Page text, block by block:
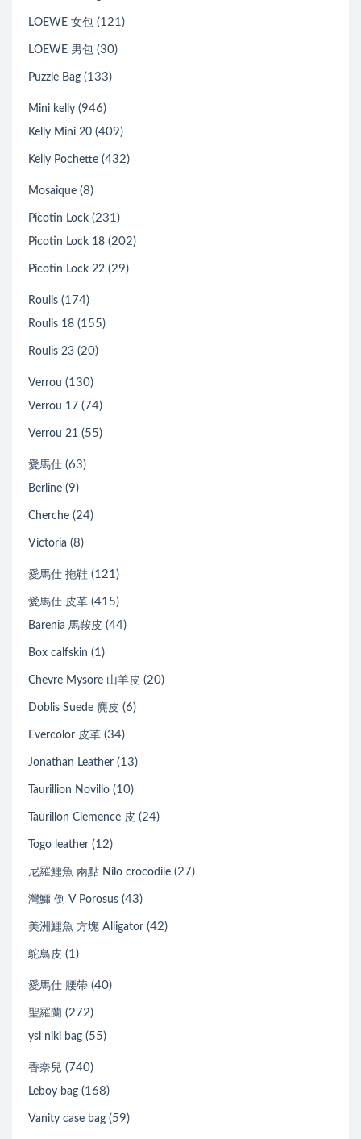
LOEWE 女包 (121)
LOEWE 男包 (30)
Puzzle Bag (133)
Mini kelly (946)
Kelly Mini 20 (409)
Kelly Pochette (432)
Mosaique (8)
Picotin Lock (231)
Picotin Lock 18 (202)
Picotin Lock 22 (29)
Roulis (174)
Roulis 18 (155)
Roulis 23 (20)
Verrou (130)
Verrou 17 (74)
Verrou 21 (55)
愛馬仕 (63)
Berline (9)
Cherche (24)
Victoria (8)
愛馬仕 拖鞋 (121)
愛馬仕 皮革 (415)
Barenia 馬鞍皮 (44)
Box calfskin (1)
Chevre Mysore 山羊皮 (20)
Doblis Suede 麂皮 (6)
Evercolor 皮革 (34)
Jonathan Leather (13)
Taurillion Novillo (10)
Taurillon Clemence 皮 (24)
Togo leather (12)
尼羅鱷魚 兩點 Nilo crocodile (27)
灣鱷 倒 V Porosus (43)
美洲鱷魚 方塊 Alligator (42)
鴕鳥皮 (1)
愛馬仕 腰帶 (40)
聖羅蘭 (272)
ysl niki bag (55)
香奈兒 (740)
Leboy bag (168)
Vanity case bag (59)